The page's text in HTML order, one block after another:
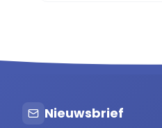
Nieuwsbrief